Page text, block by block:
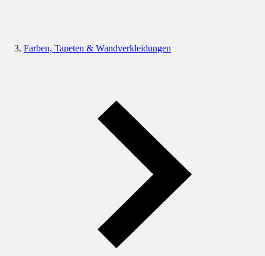
Farben, Tapeten & Wandverkleidungen